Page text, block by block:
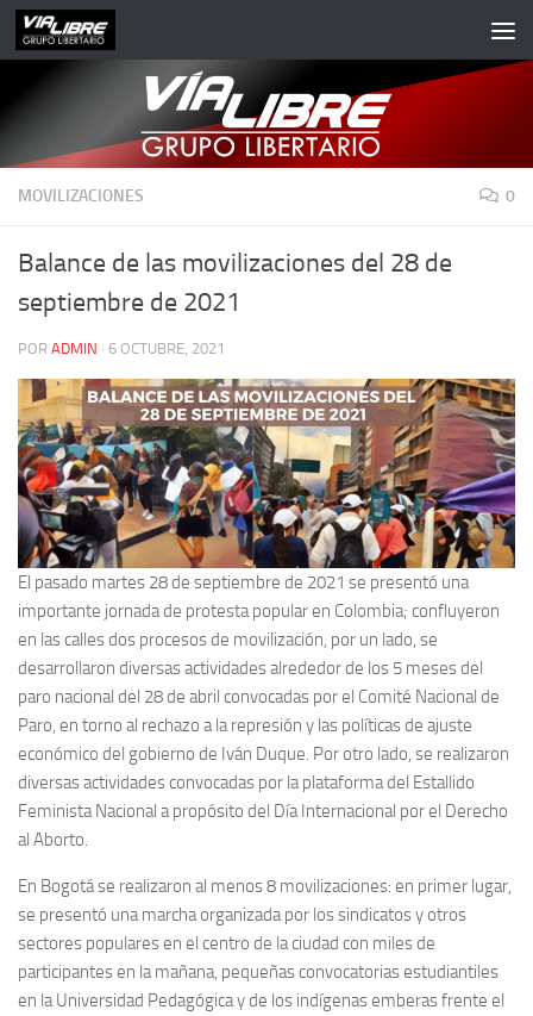
Saltar al contenido
MOVILIZACIONES 0
Balance de las movilizaciones del 28 de
septiembre de 2021
POR ADMIN · 6 OCTUBRE, 2021
El pasado martes 28 de septiembre de 2021 se presentó una
importante jornada de protesta popular en Colombia; confluyeron
en las calles dos procesos de movilización, por un lado, se
desarrollaron diversas actividades alrededor de los 5 meses del
paro nacional del 28 de abril convocadas por el Comité Nacional de
Paro, en torno al rechazo a la represión y las políticas de ajuste
económico del gobierno de Iván Duque. Por otro lado, se realizaron
diversas actividades convocadas por la plataforma del Estallido
Feminista Nacional a propósito del Día Internacional por el Derecho
al Aborto.
En Bogotá se realizaron al menos 8 movilizaciones: en primer lugar,
se presentó una marcha organizada por los sindicatos y otros
sectores populares en el centro de la ciudad con miles de
participantes en la mañana, pequeñas convocatorias estudiantiles
en la Universidad Pedagógica y de los indígenas emberas frente el